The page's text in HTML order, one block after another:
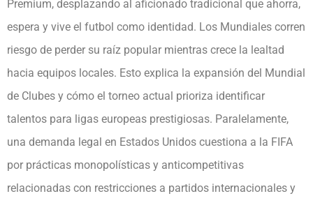
Premium, desplazando al aficionado tradicional que ahorra,
espera y vive el futbol como identidad. Los Mundiales corren
riesgo de perder su raíz popular mientras crece la lealtad
hacia equipos locales. Esto explica la expansión del Mundial
de Clubes y cómo el torneo actual prioriza identificar
talentos para ligas europeas prestigiosas. Paralelamente,
una demanda legal en Estados Unidos cuestiona a la FIFA
por prácticas monopolísticas y anticompetitivas
relacionadas con restricciones a partidos internacionales y